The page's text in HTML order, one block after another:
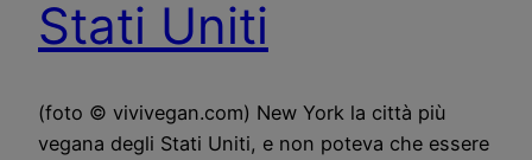
Stati Uniti
(foto © vivivegan.com) New York la città più
vegana degli Stati Uniti, e non poteva che essere